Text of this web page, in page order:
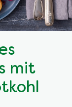
mit